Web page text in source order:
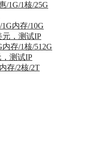
/1G/1核/25G
内存/10G
元，测试IP
存/1核/512G
，测试IP
存/2核/2T